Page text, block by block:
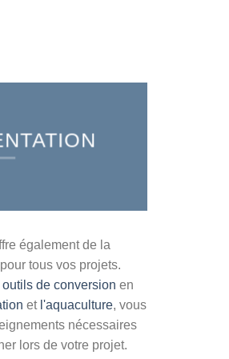
également de la
tous vos projets.
outils de conversion en
et l'aquaculture, vous
nécessaires
lors de votre projet.